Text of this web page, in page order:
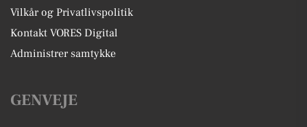
Vilkår og Privatlivspolitik
Kontakt VORES Digital
Administrer samtykke
GENVEJE